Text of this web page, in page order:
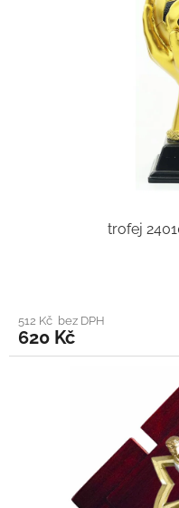
trofej
512 Kč bez DPH
620 Kč